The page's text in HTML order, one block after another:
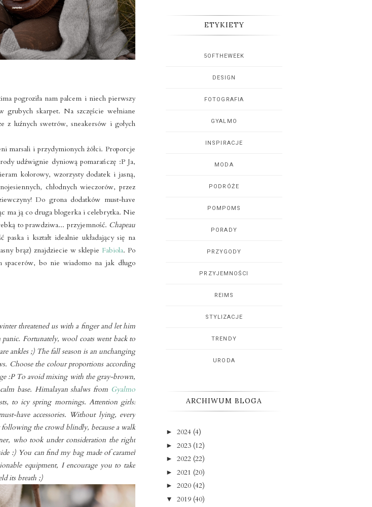
pogroziła nam palcem i niech pierwszy
skarpet. Na szczęście wełniane
z luźnych swetrów, sneakersów i gołych
marsali i przydymionych żółci. Proporcje
udźwignie dyniową pomarańczę :P Ja,
kolorowy, wzorzysty dodatek i jasną,
chłodnych wieczorów, przez
Do grona dodatków must-have
ma ją co druga blogerka i celebrytka. Nie
to prawdziwa... przyjemność. Chapeau
i kształt idealnie układający się na
brąz) znajdziecie w sklepie Fabiola. Po
spacerów, bo nie wiadomo na jak długo
threatened us with a finger and let him
panic. Fortunately, wool coats went back to
ankles ;) The fall season is an unchanging
Choose the colour proportions according
:P To avoid mixing with the gray-brown,
base. Himalayan shalws from Gyalmo
to icy spring mornings. Attention girls!
have accessories. Without lying, every
the crowd blindly, because a walk
who took under consideration the right
:) You can find my bag made of caramel
equipment, I encourage you to take
its breath ;)
ETYKIETY
5OFTHEWEEK
DESIGN
FOTOGRAFIA
GYALMO
INSPIRACJE
MODA
PODRÓŻE
POMPOMS
PORADY
PRZYGODY
PRZYJEMNOŚCI
REIMS
STYLIZACJE
TRENDY
URODA
ARCHIWUM BLOGA
► 2024 (4)
► 2023 (12)
► 2022 (22)
► 2021 (20)
► 2020 (42)
▼ 2019 (40)